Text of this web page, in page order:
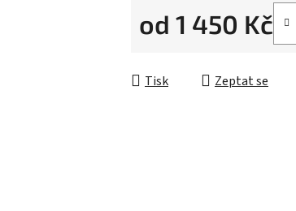
od 1 450 Kč
Tisk Zeptat se